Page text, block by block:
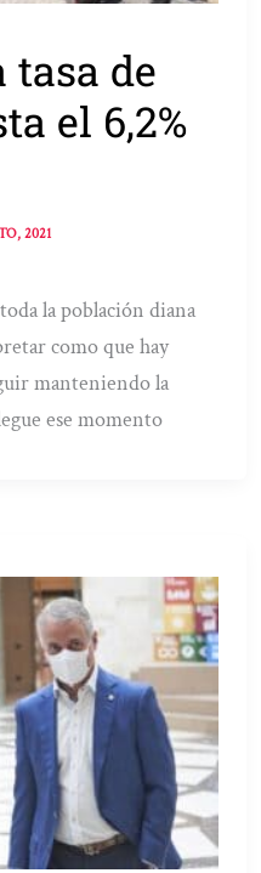
tasa de
el 6,2%
2021
la población diana
como que hay
manteniendo la
ese momento